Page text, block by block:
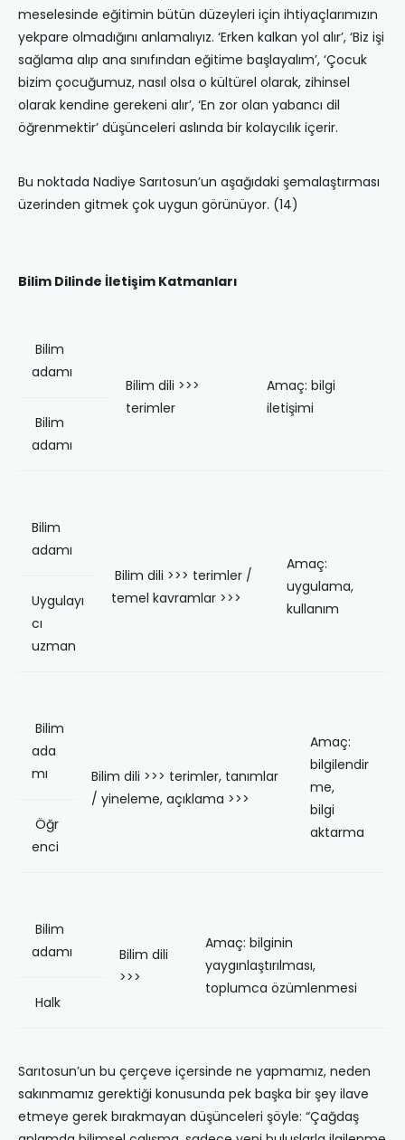
meselesinde eğitimin bütün düzeyleri için ihtiyaçlarımızın
yekpare olmadığını anlamalıyız. ‘Erken kalkan yol alır’, ‘Biz işi
sağlama alıp ana sınıfından eğitime başlayalım’, ‘Çocuk
bizim çocuğumuz, nasıl olsa o kültürel olarak, zihinsel
olarak kendine gerekeni alır’, ‘En zor olan yabancı dil
öğrenmektir’ düşünceleri aslında bir kolaycılık içerir.
Bu noktada Nadiye Sarıtosun’un aşağıdaki şemalaştırması
üzerinden gitmek çok uygun görünüyor. (14)
Bilim Dilinde İletişim Katmanları
Bilim
adamı
Bilim dili >>>
terimler
Amaç: bilgi
iletişimi
Bilim
adamı
Bilim
adamı
Bilim dili >>> terimler /
temel kavramlar >>>
Amaç:
uygulama,
kullanım
Uygulayı
cı
uzman
Bilim
ada
mı
Bilim dili >>> terimler, tanımlar
/ yineleme, açıklama >>>
Amaç:
bilgilendir
me,
bilgi
aktarma
Öğr
enci
Bilim
adamı
Bilim dili
>>>
Amaç: bilginin
yaygınlaştırılması,
toplumca özümlenmesi
Halk
Sarıtosun’un bu çerçeve içersinde ne yapmamız, neden
sakınmamız gerektiği konusunda pek başka bir şey ilave
etmeye gerek bırakmayan düşünceleri şöyle: “Çağdaş